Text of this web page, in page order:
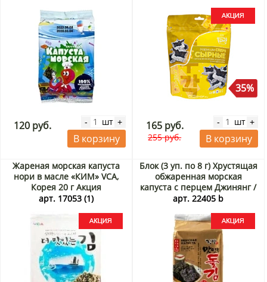
120 руб. - шт +
В корзину
35%
165 руб.
255 руб.
- шт +
В корзину
Жареная морская капуста
нори в масле «КИМ» VCA,
Корея 20 г Акция
арт. 17053 (1)
Блок (3 уп. по 8 г) Хрустящая
обжаренная морская
капуста с перцем Джинянг /
Jinyang, Корея, 8 г х 3 шт.
арт. 22405 b